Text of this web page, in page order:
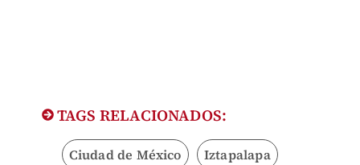
TAGS RELACIONADOS:
Ciudad de México Iztapalapa